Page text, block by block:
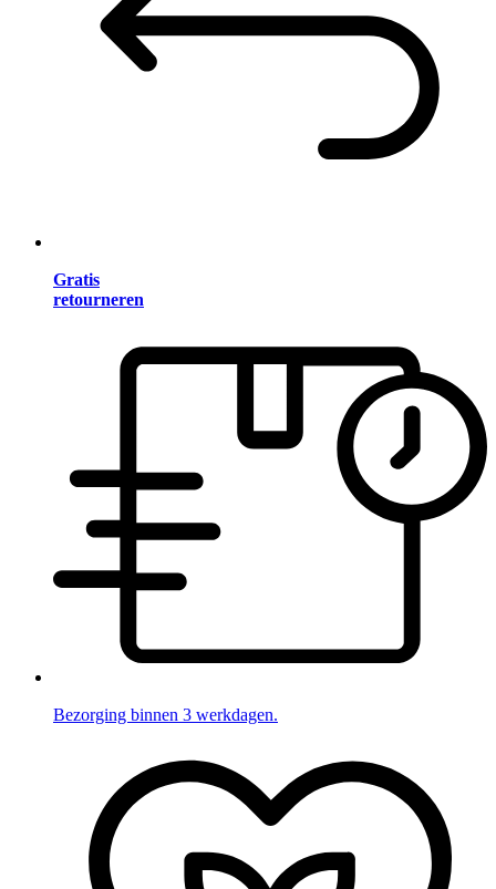
Gratis
retourneren
Bezorging binnen 3 werkdagen.